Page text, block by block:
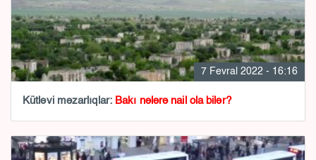
7 Fevral 2022 - 16:16
Kütləvi məzarlıqlar: Bakı nələrə nail ola bilər?